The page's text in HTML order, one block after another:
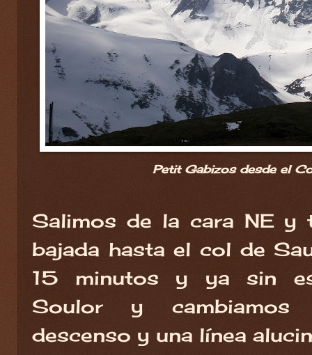
Petit Gabizos desde el
Salimos de la cara NE y
bajada hasta el col de
15 minutos y ya sin
Soulor y cambiamos
descenso y una línea